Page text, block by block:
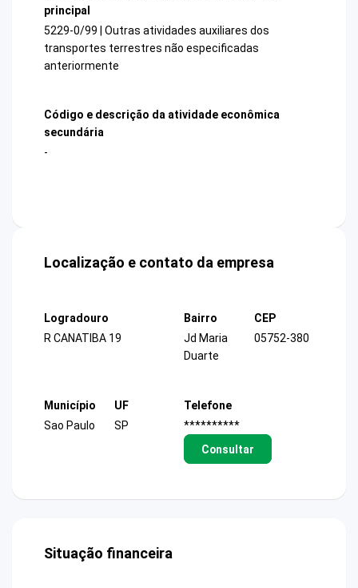
principal
5229-0/99 | Outras atividades auxiliares dos
transportes terrestres não especificadas
anteriormente
Código e descrição da atividade econômica
secundária
-
Localização e contato da empresa
Logradouro
R CANATIBA 19
Bairro
Jd Maria
Duarte
CEP
05752-380
Município
Sao Paulo
UF
SP
Telefone
**********
Consultar
Situação financeira